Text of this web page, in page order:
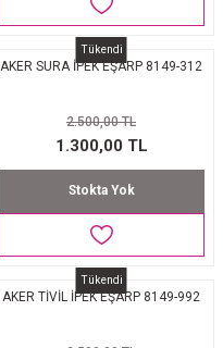
Tükendi
AKER SURA İPEK EŞARP 8149-312
2.500,00 TL
1.300,00 TL
Stokta Yok
Tükendi
AKER TİVİL İPEK EŞARP 8149-992